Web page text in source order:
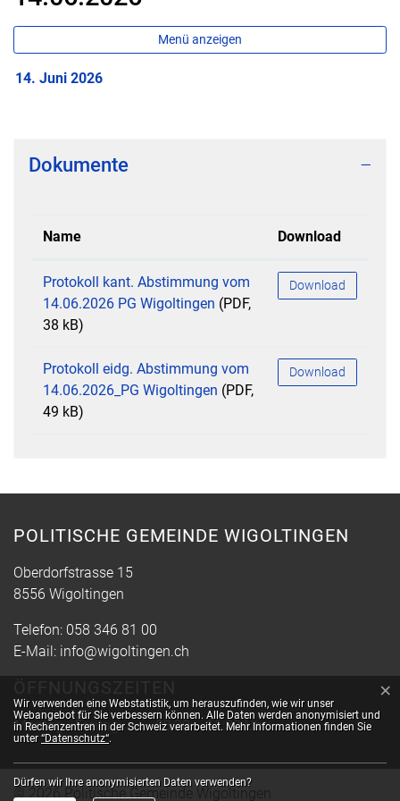
Menü anzeigen
14. Juni 2026
Dokumente
Name Download
Protokoll kant. Abstimmung vom
14.06.2026 PG Wigoltingen (PDF,
38 kB)
Download
Protokoll eidg. Abstimmung vom
14.06.2026_PG Wigoltingen (PDF,
49 kB)
Download
POLITISCHE GEMEINDE WIGOLTINGEN
Oberdorfstrasse 15
8556 Wigoltingen
Telefon: 058 346 81 00
E-Mail: info@wigoltingen.ch
Montag - Freitag 08:30 – 11:30 Uhr
© 2026 Politische Gemeinde Wigoltingen
Webstatistik
Wir verwenden eine Webstatistik, um herauszufinden, wie wir unser
Webangebot für Sie verbessern können. Alle Daten werden anonymisiert und
in Rechenzentren in der Schweiz verarbeitet. Mehr Informationen finden Sie
unter “Datenschutz“.
Dürfen wir Ihre anonymisierten Daten verwenden?
×